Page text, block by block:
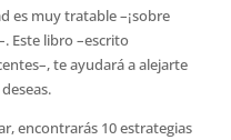
es muy tratable –¡sobre
Este libro –escrito
te ayudará a alejarte
encontrarás 10 estrategias